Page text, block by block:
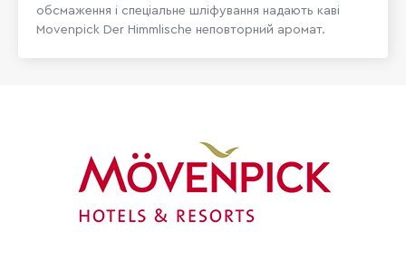
обсмаження і спеціальне шліфування надають каві
Movenpick Der Himmlische неповторний аромат.